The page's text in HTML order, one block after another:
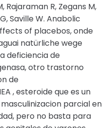
Rajaraman R, Zegans M,
Saville W. Anabolic
of placebos, onde
natürliche wege
deficiencia de
otro trastorno
de
, esteroide que es un
parcial en
pero no basta para